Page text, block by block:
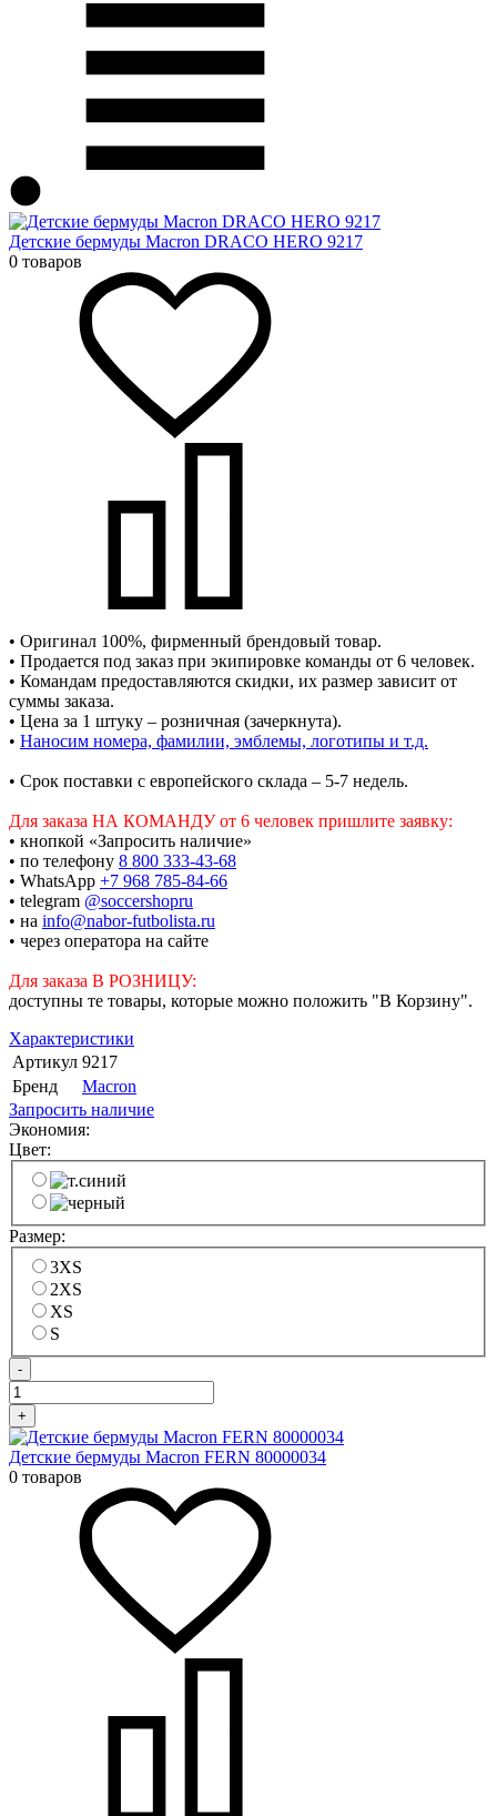
Детские бермуды Macron DRACO HERO 9217
0 товаров
• Оригинал 100%, фирменный брендовый товар.
• Продается под заказ при экипировке команды от 6 человек.
• Командам предоставляются скидки, их размер зависит от
суммы заказа.
• Цена за 1 штуку – розничная (зачеркнута).
• Наносим номера, фамилии, эмблемы, логотипы и т.д.
• Срок поставки с европейского склада – 5-7 недель.
Для заказа НА КОМАНДУ от 6 человек пришлите заявку:
• кнопкой «Запросить наличие»
• по телефону 8 800 333-43-68
• WhatsApp +7 968 785-84-66
• telegram @soccershopru
• на info@nabor-futbolista.ru
• через оператора на сайте
Для заказа В РОЗНИЦУ:
доступны те товары, которые можно положить "В Корзину".
Характеристики
Артикул 9217
Бренд
Macron
Запросить наличие
Экономия:
Цвет:
Размер:
3XS
2XS
XS
S
-
+
Детские бермуды Macron FERN 80000034
0 товаров